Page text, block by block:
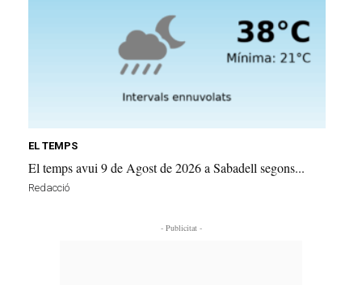
EL TEMPS
El temps avui 9 de Agost de 2026 a Sabadell segons...
Redacció
- Publicitat -